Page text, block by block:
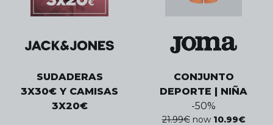
SUDADERAS
3X30€ Y CAMISAS
3X20€
CONJUNTO
DEPORTE | NIÑA
-50%
21.99€ now 10.99€